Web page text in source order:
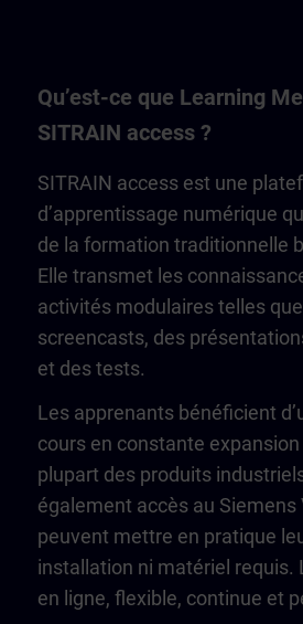
Qu’est-ce que Learning
SITRAIN access ?
SITRAIN access est une
d’apprentissage numérique
de la formation traditionnelle
Elle transmet les
activités modulaires telles
screencasts, des
et des tests.
Les apprenants bénéficient
cours en constante
plupart des produits
également accès au Siemens
peuvent mettre en pratique
installation ni matériel requis.
en ligne, flexible, continue et